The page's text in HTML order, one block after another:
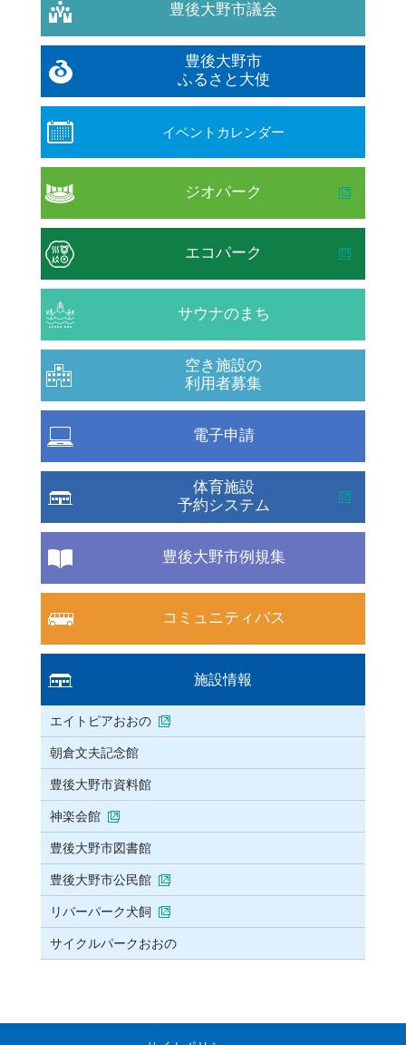
豊後大野市議会
豊後大野市
ふるさと大使
イベントカレンダー
ジオパーク
エコパーク
サウナのまち
空き施設の
利用者募集
電子申請
体育施設
予約システム
豊後大野市例規集
コミュニティバス
施設情報
エイトピアおおの
朝倉文夫記念館
豊後大野市資料館
神楽会館
豊後大野市図書館
豊後大野市公民館
リバーパーク犬飼
サイクルパークおおの